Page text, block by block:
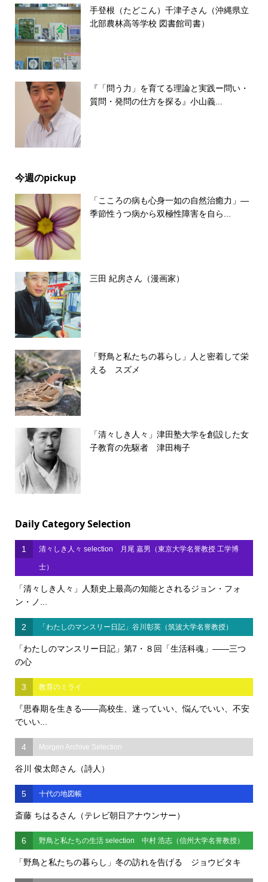
手登根（たどこん）千津子さん（沖縄県立
北部農林高等学校 図書館司書）
『「問う力」を育てる理論と実践ー問い・
質問・発問の仕方を探る』小山義...
今週のpickup
「こころの病も心身一如の自然治癒力」―
季節性うつ病から双極性障害を自ら...
三田 紀房さん（漫画家）
「野鳥と私たちの暮らし」人と密着して栄
える スズメ
「清々しき人々」津田塾大学を創設した女
子教育の先駆者 津田梅子
Daily Category Selection
1 清々しき人々 selection 月尾 嘉男（東京大学名誉教授 工学博
士）
「清々しき人々」人類史上最高の知能とされるジョン・フォ
ン・ノ...
2 「わたしのマンスリー日記」谷川彰英（筑波大学名誉教授）
「わたしのマンスリー日記」第7・８回「生活科魂」――三つ
の心
3 教育のミライ
『思春期を生きる――高校生、迷っていい、悩んでいい、不安
でいい...
4 Morgen Archive Selection
谷川 俊太郎さん（詩人）
5 十代の地図帳
斎藤 ちはるさん（テレビ朝日アナウンサー）
6 野鳥と私たちの生活 selection 中村 浩志（信州大学名誉教授）
「野鳥と私たちの暮らし」冬の訪れを告げる ジョウビタキ